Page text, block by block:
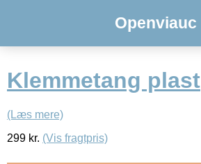
Openviauc
Klemmetang plast
(Læs mere)
299 kr. (Vis fragtpris)